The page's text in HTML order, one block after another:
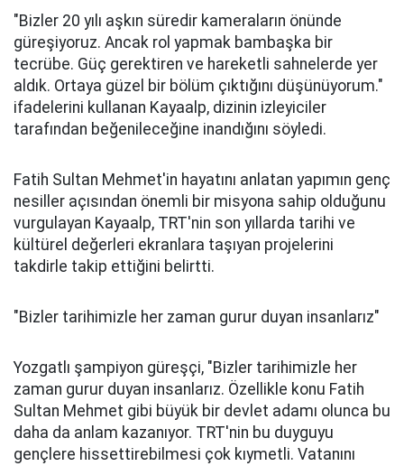
"Bizler 20 yılı aşkın süredir kameraların önünde
güreşiyoruz. Ancak rol yapmak bambaşka bir
tecrübe. Güç gerektiren ve hareketli sahnelerde yer
aldık. Ortaya güzel bir bölüm çıktığını düşünüyorum."
ifadelerini kullanan Kayaalp, dizinin izleyiciler
tarafından beğenileceğine inandığını söyledi.
Fatih Sultan Mehmet'in hayatını anlatan yapımın genç
nesiller açısından önemli bir misyona sahip olduğunu
vurgulayan Kayaalp, TRT'nin son yıllarda tarihi ve
kültürel değerleri ekranlara taşıyan projelerini
takdirle takip ettiğini belirtti.
"Bizler tarihimizle her zaman gurur duyan insanlarız"
Yozgatlı şampiyon güreşçi, "Bizler tarihimizle her
zaman gurur duyan insanlarız. Özellikle konu Fatih
Sultan Mehmet gibi büyük bir devlet adamı olunca bu
daha da anlam kazanıyor. TRT'nin bu duyguyu
gençlere hissettirebilmesi çok kıymetli. Vatanını